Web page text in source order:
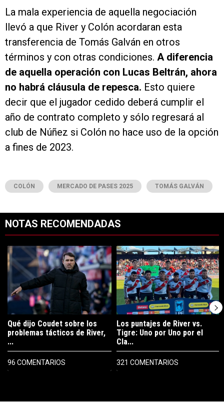
La mala experiencia de aquella negociación
llevó a que River y Colón acordaran esta
transferencia de Tomás Galván en otros
términos y con otras condiciones. A diferencia
de aquella operación con Lucas Beltrán, ahora
no habrá cláusula de repesca. Esto quiere
decir que el jugador cedido deberá cumplir el
año de contrato completo y sólo regresará al
club de Núñez si Colón no hace uso de la opción
a fines de 2023.
COLÓN MERCADO DE PASES 2025 TOMÁS GALVÁN
NOTAS RECOMENDADAS
Un artículo de tendencia con el título "Qué dijo Coudet sobre los
Qué dijo Coudet sobre los
problemas tácticos de River,
...
96 COMENTARIOS
Un artículo de tendencia con el
Los puntajes de River vs.
Tigre: Uno por Uno por el
Cla...
321 COMENTARIOS